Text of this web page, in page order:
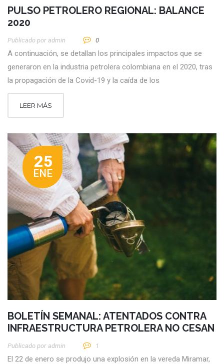
PULSO PETROLERO REGIONAL: BALANCE
2020
Publicado por Admin 0
A continuación, se detallan los principales impactos que se
generaron en la industria petrolera colombiana en el 2020, tras
la propagación de la Covid-19 y la caída de los
LEER MÁS
25
ENE
BOLETÍN SEMANAL: ATENTADOS CONTRA
INFRAESTRUCTURA PETROLERA NO CESAN
Publicado por Admin 1
El 22 de enero se produjo una explosión en la vereda Miramar,